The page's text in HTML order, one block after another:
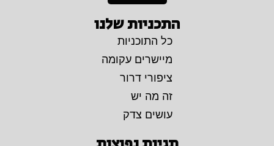
התכניות שלנו
כל התוכניות
מיישרים עקומה
ציפורי דרור
זה מה יש
עושים צדק